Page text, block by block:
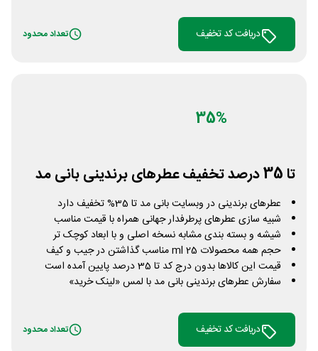
دریافت کد تخفیف تعداد محدود
35%
تا 35 درصد تخفیف عطرهای برندینی بانی مد
عطرهای برندینی در وبسایت بانی مد تا 35% تخفیف دارد
شبیه سازی عطرهای پرطرفدار جهانی همراه با قیمت مناسب
شیشه و بسته بندی مشابه نسخه اصلی و با ابعاد کوچک تر
حجم همه محصولات 25 ml مناسب گذاشتن در جیب و کیف
قیمت این کالاها بدون درج کد تا 35 درصد پایین آمده است
سفارش عطرهای برندینی بانی مد با لمس «لینک خرید»
دریافت کد تخفیف تعداد محدود